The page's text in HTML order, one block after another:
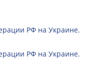
РФ на Украине.
РФ на Украине.